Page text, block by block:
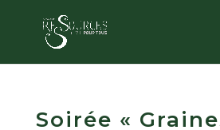
Soirée «